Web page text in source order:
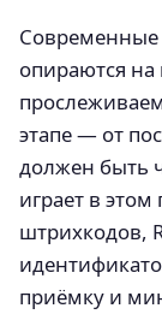
Современные
опираются
этапе — от
должен быть
играет в
штрихкодов,
приёмку и